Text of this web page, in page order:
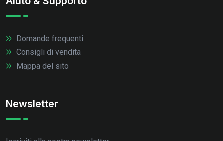
Domande frequenti
Consigli di vendita
Mappa del sito
Newsletter